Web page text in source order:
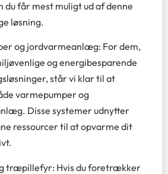
du får mest muligt ud af denne
løsning.
og jordvarmeanlæg: For dem,
og energibesparende
står vi klar til at
varmepumper og
Disse systemer udnytter
ressourcer til at opvarme dit
træpillefyr: Hvis du foretrækker